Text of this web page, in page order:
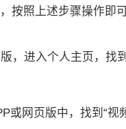
照上述步骤操作即
进入个人主页，找
网页版中，找到“